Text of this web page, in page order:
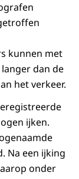
kunnen met
dan de
het verkeer.
ijken.
Na een ijking
onder